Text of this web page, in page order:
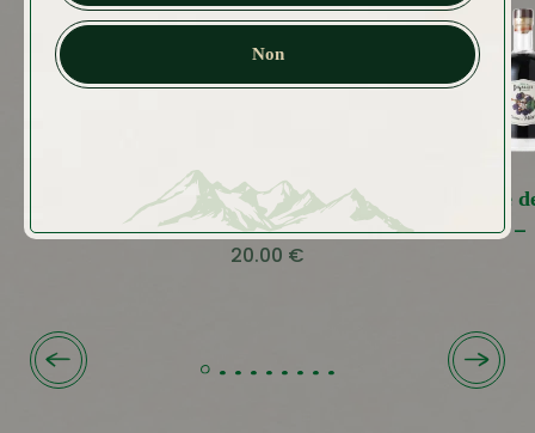
Non
Crème de Fraise des
Bois
20.00 €
Crème
13.99€–